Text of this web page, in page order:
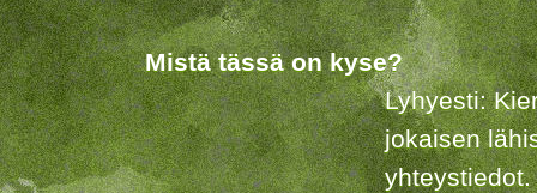
Mistä tässä on kyse?
Lyhyesti:
jokaisen